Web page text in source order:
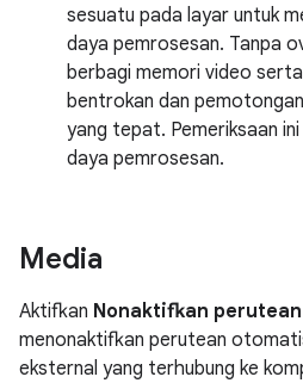
sesuatu pada layar untuk
daya pemrosesan. Tanpa
berbagi memori video
bentrokan dan
yang tepat. Pemeriksaan
daya pemrosesan.
Media
Aktifkan Nonaktifkan perutean
menonaktifkan perutean
eksternal yang terhubung ke